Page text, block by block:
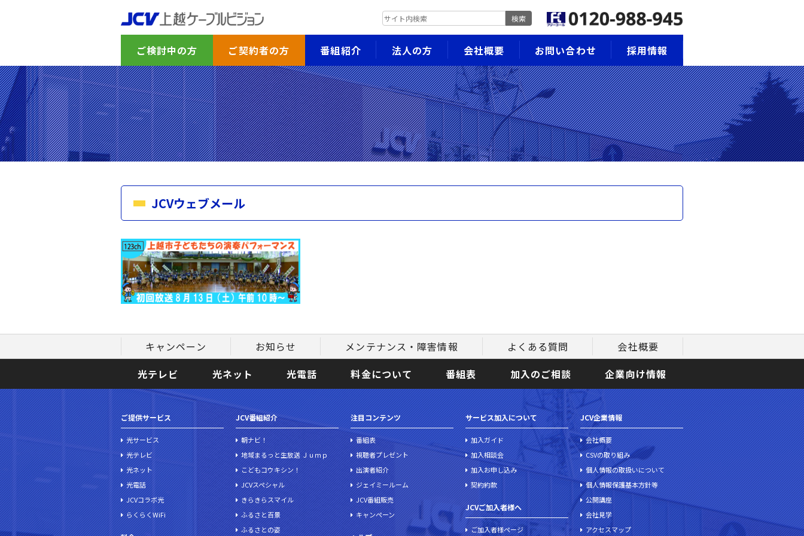
検索
ご検討中の方 ご契約者の方 番組紹介 法人の方 会社概要 お問い合わせ 採用情報
JCVウェブメール
キャンペーン お知らせ メンテナンス・障害情報 よくある質問
会社概要
光テレビ
光ネット 光電話 料金について 番組表 加入のご相談 企業向け情報
ご提供サービス
光サービス
光テレビ
光ネット
光電話
JCVコラボ光
らくらくWiFi
JCV番組紹介
朝ナビ！
地域まるっと生放送 Ｊｕｍｐ
こどもコウキシン！
JCVスペシャル
きらきらスマイル
ふるさと百景
ふるさとの姿
注目コンテンツ
番組表
視聴者プレゼント
出演者紹介
ジェイミールーム
JCV番組販売
キャンペーン
サービス加入について
加入ガイド
加入相談会
加入お申し込み
契約約款
JCVご加入者様へ
ご加入者様ページ
JCV企業情報
会社概要
CSVの取り組み
個人情報の取扱いについて
個人情報保護基本方針等
公開講座
会社見学
アクセスマップ